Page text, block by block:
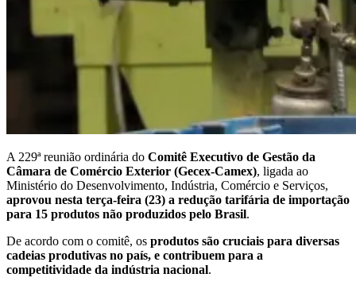
A 229ª reunião ordinária do Comitê Executivo de Gestão da
Câmara de Comércio Exterior (Gecex-Camex), ligada ao
Ministério do Desenvolvimento, Indústria, Comércio e Serviços,
aprovou nesta terça-feira (23) a redução tarifária de importação
para 15 produtos não produzidos pelo Brasil.
De acordo com o comitê, os produtos são cruciais para diversas
cadeias produtivas no país, e contribuem para a
competitividade da indústria nacional.